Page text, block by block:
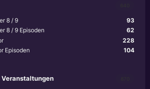
93
8 / 9
62
8 / 9 Episoden
228
104
Episoden